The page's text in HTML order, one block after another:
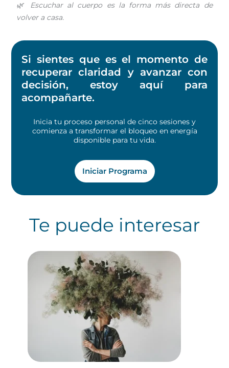
🌿 Escuchar al cuerpo es la forma más directa de
volver a casa.
Si sientes que es el momento de
recuperar claridad y avanzar con
decisión, estoy aquí para
acompañarte.
Inicia tu proceso personal de cinco sesiones y
comienza a transformar el bloqueo en energía
disponible para tu vida.
Iniciar Programa
Te puede interesar